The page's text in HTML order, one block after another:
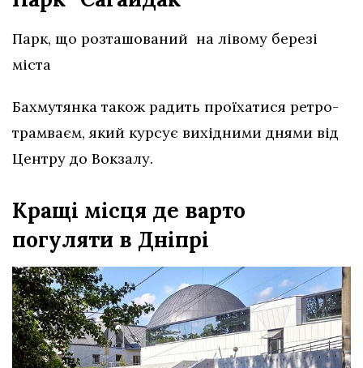
Парк, що розташований на лівому березі
міста
Бахмутянка також радить проїхатися ретро-
трамваєм, який курсує вихідними днями від
Центру до Вокзалу.
Кращі місця де варто
погуляти в Дніпрі